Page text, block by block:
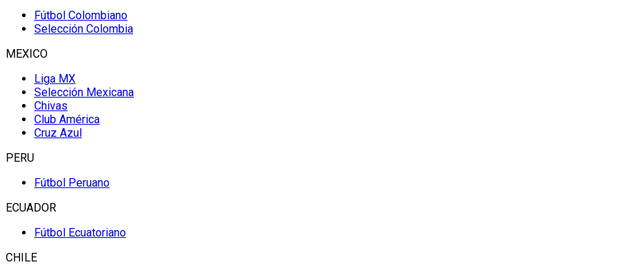
Fútbol Colombiano
Selección Colombia
MEXICO
Liga MX
Selección Mexicana
Chivas
Club América
Cruz Azul
PERU
Fútbol Peruano
ECUADOR
Fútbol Ecuatoriano
CHILE